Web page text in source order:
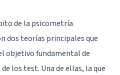
de la psicometría
dos teorías principales que
objetivo fundamental de
los test. Una de ellas, la que